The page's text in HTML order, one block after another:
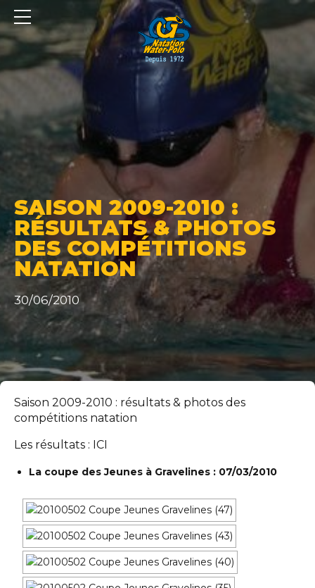
SAISON 2009-2010 :
RÉSULTATS & PHOTOS
DES COMPÉTITIONS
NATATION
30/06/2010
Saison 2009-2010 : résultats & photos des
compétitions natation
Les résultats : ICI
La coupe des Jeunes à Gravelines : 07/03/2010
Panneau de gestion des cookies